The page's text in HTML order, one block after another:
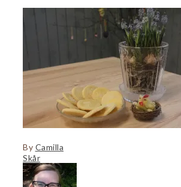
By Camilla
Skår